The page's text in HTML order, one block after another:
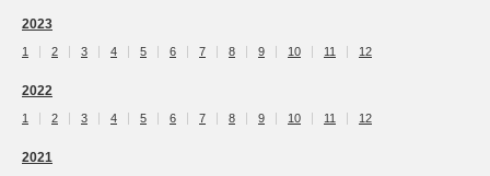
2023
1 2 3 4 5 6 7 8 9 10 11 12
2022
1 2 3 4 5 6 7 8 9 10 11 12
2021